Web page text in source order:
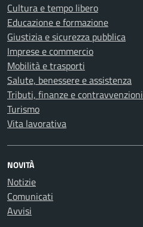
Cultura e tempo libero
Educazione e formazione
Giustizia e sicurezza pubblica
Imprese e commercio
Mobilità e trasporti
Salute, benessere e assistenza
Tributi, finanze e contravvenzioni
Turismo
Vita lavorativa
NOVITÀ
Notizie
Comunicati
Avvisi